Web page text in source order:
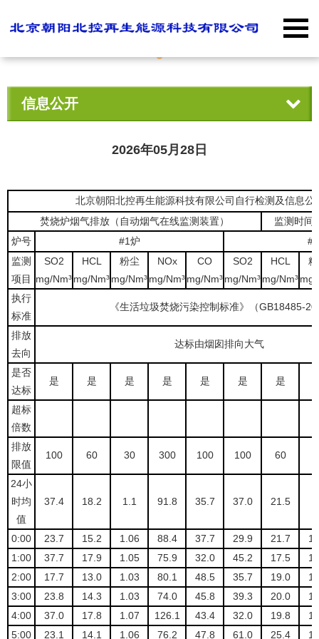
信息公开
2026年05月28日
北京朝阳北控再生能源科技有限公司 自行检测及信息公
焚烧炉烟气排放（自动烟气在线监测装置）
监测时间
炉号
#1炉
监测
项目
SO2
mg/Nm³
HCL
mg/Nm³
粉尘
mg/Nm³
NOx
mg/Nm³
CO
mg/Nm³
SO2
mg/Nm³
HCL
mg/Nm³mg/
执行
标准
《生活垃圾焚烧污染控制标准》（GB18485-
排放
去向
达标由烟囱排向大气
是否
达标
是 是 是 是 是 是 是
超标
倍数
排放
限值
100 60 30 300 100 100 60
24小
时均
值
37.4 18.2 1.1 91.8 35.7 37.0 21.5
0:00 23.7 15.2 1.06 88.4 37.7 29.9 21.7
1:00
37.7 17.9 1.05 75.9 32.0 45.2 17.5
2:00
17.7 13.0 1.03 80.1 48.5 35.7 19.0
3:00
23.8 14.3 1.03 74.0 45.8 39.3 20.0
4:00
37.0 17.8 1.07 126.1 43.4 32.0 19.8
5:00
23.1 14.1 1.06 76.2 47.8 61.0 25.4